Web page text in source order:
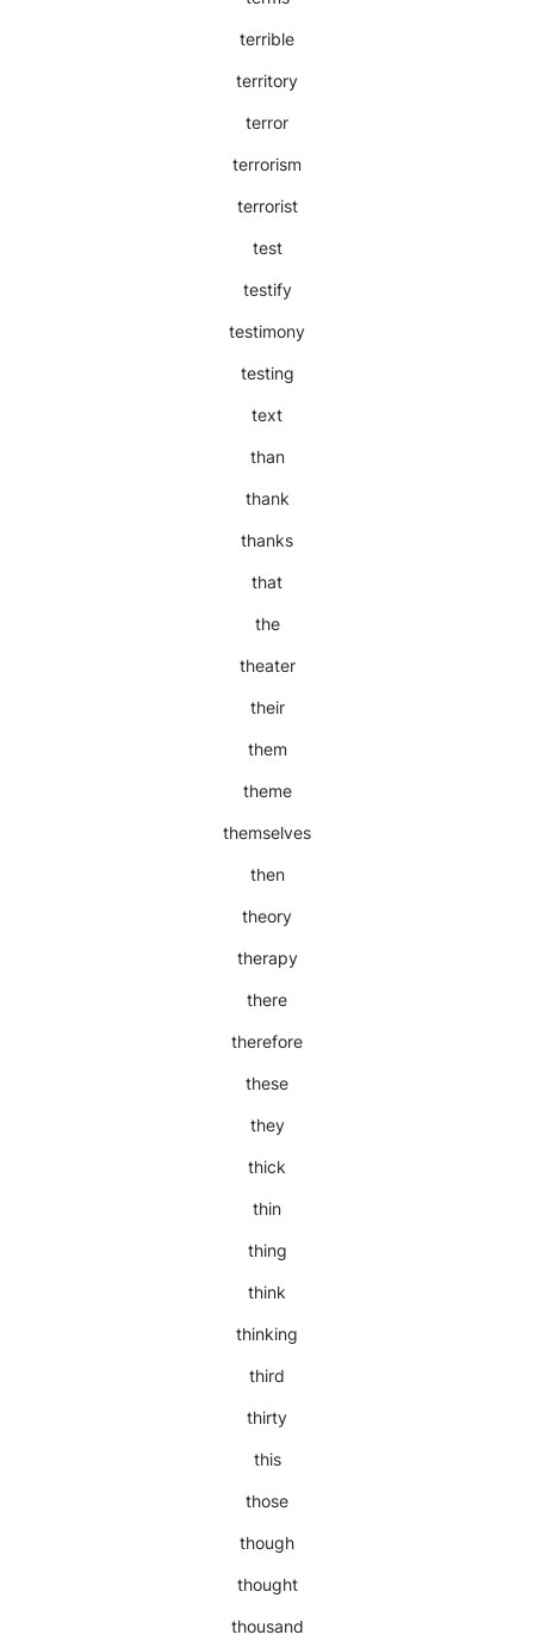
terrible
territory
terror
terrorism
terrorist
test
testify
testimony
testing
text
than
thank
thanks
that
the
theater
their
them
theme
themselves
then
theory
therapy
there
therefore
these
they
thick
thin
thing
think
thinking
third
thirty
this
those
though
thought
thousand